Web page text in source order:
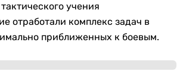
учения
отработали комплекс задач в
приближенных к боевым.